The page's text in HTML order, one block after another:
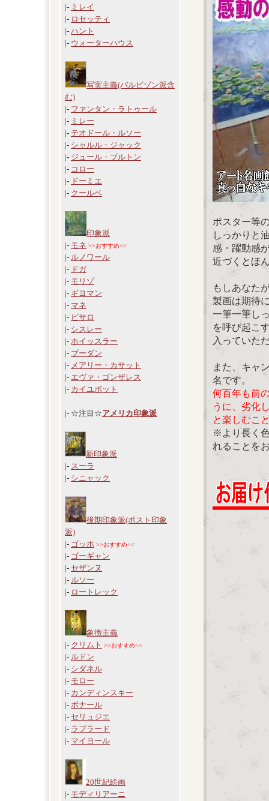
|- ミレイ
|- ロセッティ
|- ハント
|- ウォーターハウス
写実主義(バルビゾン派含
む)
|- ファンタン・ラトゥール
|- ミレー
|- テオドール・ルソー
|- シャルル・ジャック
|- ジュール・ブルトン
|- コロー
|- ドーミエ
|- クールベ
印象派
|- モネ >>おすすめ<<
|- ルノワール
|- ドガ
|- モリゾ
|- ギヨマン
|- マネ
|- ピサロ
|- シスレー
|- ホイッスラー
|- ブーダン
|- メアリー・カサット
|- エヴァ・ゴンザレス
|- カイユボット
|- ☆注目☆アメリカ印象派
新印象派
|- スーラ
|- シニャック
後期印象派(ポスト印象
派)
|- ゴッホ >>おすすめ<<
|- ゴーギャン
|- セザンヌ
|- ルソー
|- ロートレック
象徴主義
|- クリムト >>おすすめ<<
|- ルドン
|- シダネル
|- モロー
|- カンディンスキー
|- ボナール
|- セリュジエ
|- ラプラード
|- マイヨール
20世紀絵画
|- モディリアーニ
ポスター等
しっかりと
感・躍動感
近づくとほ
もしあなた
製画は期待
一筆一筆し
を呼び起こ
入っていた
また、キャ
名です。
何百年も前
うに、劣化
と楽しむこ
※より長く
れることを